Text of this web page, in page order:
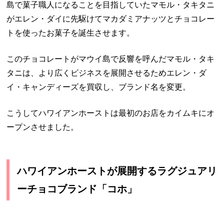
島で菓子職人になることを目指していたマモル・タキタニ
がエレン・ダイに先駆けてマカダミアナッツとチョコレー
トを使ったお菓子を誕生させます。
このチョコレートがマウイ島で反響を呼んだマモル・タキ
タニは、より広くビジネスを展開させるためエレン・ダ
イ・キャンディーズを買収し、ブランド名を変更。
こうしてハワイアンホーストは最初のお店をカイムキにオ
ープンさせました。
ハワイアンホーストが展開するラグジュアリ
ーチョコブランド「コホ」